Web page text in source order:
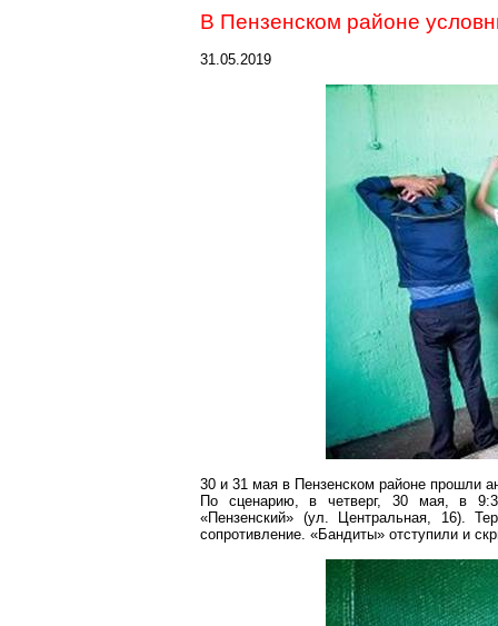
В Пензенском районе
31.05.2019
30 и 31 мая в Пензенском районе прошли
По сценарию, в четверг, 30 мая, в
«Пензенский» (ул.
Центральная, 16).
сопротивление. «Бандиты» отступили и